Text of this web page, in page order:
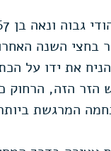
בחצי השנה
את ידו על
הזה, הרחוק
המרגשת